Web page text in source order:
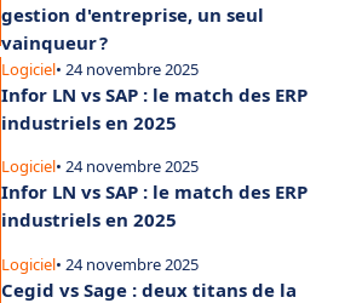
gestion d'entreprise, un seul
vainqueur ?
Logiciel• 24 novembre 2025
Infor LN vs SAP : le match des ERP
industriels en 2025
Logiciel• 24 novembre 2025
Infor LN vs SAP : le match des ERP
industriels en 2025
Logiciel• 24 novembre 2025
Cegid vs Sage : deux titans de la